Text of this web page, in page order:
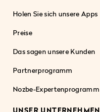
Holen Sie sich unsere Apps
Preise
Das sagen unsere Kunden
Partnerprogramm
Nozbe-Expertenprogramm
UNSER UNTERNEHMEN